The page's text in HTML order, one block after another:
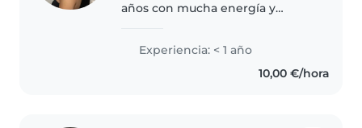
años con mucha energía y
niños. Aunque no tengo
experiencia previa como niñera,
me considero una persona
Experiencia: < 1 año
10,00 €/hora